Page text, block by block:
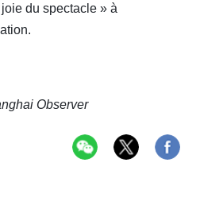
du spectacle » à
Observer